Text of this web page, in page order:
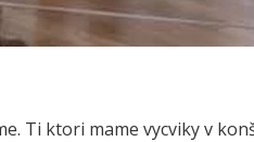
Ti ktori mame vycviky v